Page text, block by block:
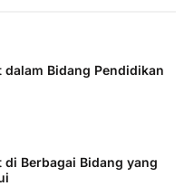
dalam Bidang Pendidikan
di Berbagai Bidang yang